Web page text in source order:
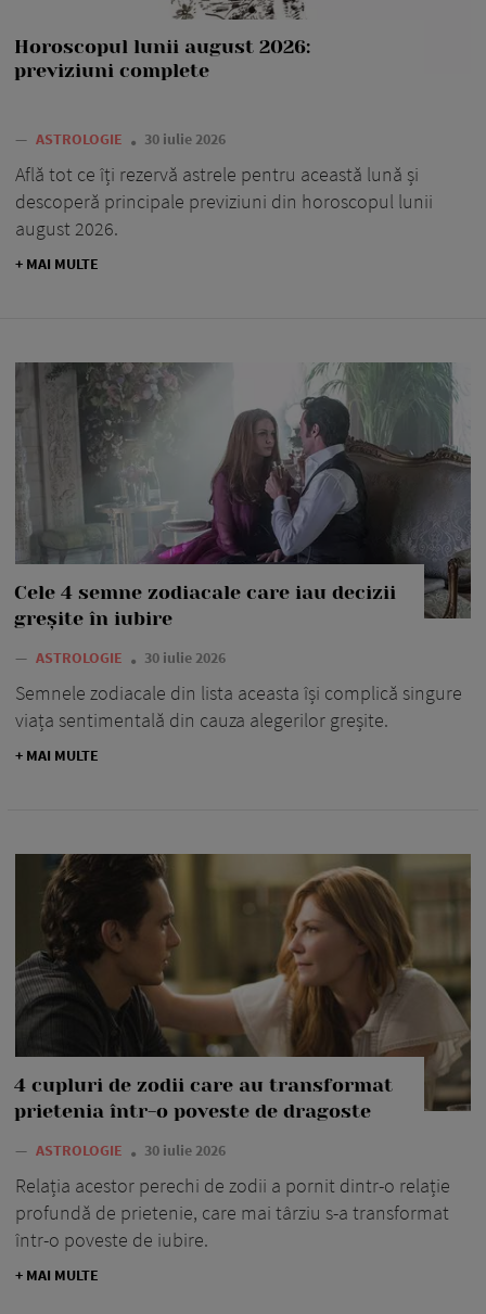
Horoscopul lunii august 2026:
previziuni complete
— ASTROLOGIE 30 iulie 2026
Află tot ce îți rezervă astrele pentru această lună și
descoperă principale previziuni din horoscopul lunii
august 2026.
+ MAI MULTE
Cele 4 semne zodiacale care iau decizii
greșite în iubire
— ASTROLOGIE 30 iulie 2026
Semnele zodiacale din lista aceasta își complică singure
viața sentimentală din cauza alegerilor greșite.
+ MAI MULTE
4 cupluri de zodii care au transformat
prietenia într-o poveste de dragoste
— ASTROLOGIE 30 iulie 2026
Relația acestor perechi de zodii a pornit dintr-o relație
profundă de prietenie, care mai târziu s-a transformat
într-o poveste de iubire.
+ MAI MULTE